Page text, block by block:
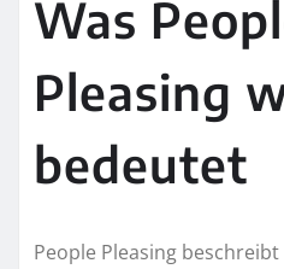
Was
Pleasing
bedeutet
People Pleasing